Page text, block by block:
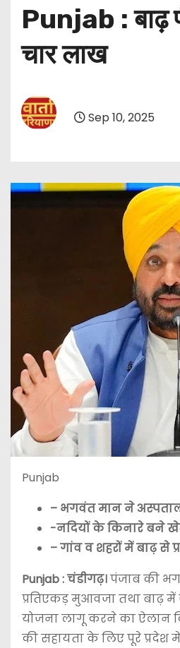
Punjab : बाढ़
चार लाख
Sep 10, 2025
Punjab
– भगवंत मान ने
-नदियों के किनारे बने
– गांव व शहरों में बाढ़
Punjab : चंडीगढ़।पंजाब की
प्रतिएकड़ मुआवजा तथा बाढ़
योजना लागू करने का ऐलान
की सहायता के लिए पूरे प्रदेश